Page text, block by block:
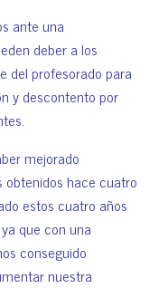
ante una
deber a los
del profesorado para
y descontento por
mejorado
obtenidos hace cuatro
estos cuatro años
que con una
conseguido
nuestra